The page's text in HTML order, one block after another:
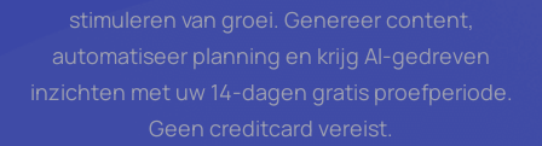
stimuleren van groei. Genereer content,
automatiseer planning en krijg AI-gedreven
inzichten met uw 14-dagen gratis proefperiode.
Geen creditcard vereist.